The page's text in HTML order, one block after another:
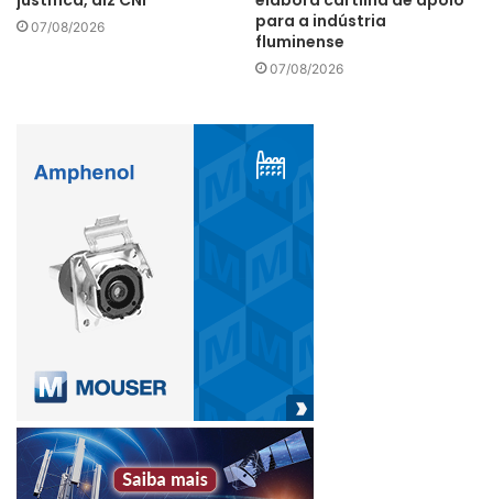
07/08/2026
para a indústria
fluminense
07/08/2026